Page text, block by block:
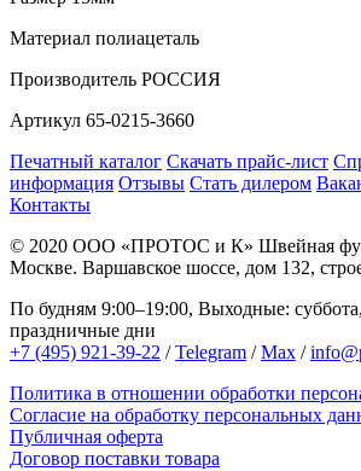
Материал полиацеталь
Производитель РОССИЯ
Артикул 65-0215-3660
Печатный каталог Скачать прайс-лист
информация Отзывы Стать дилером
Контакты
© 2020 ООО «ПРОТОС и К» Швейная
Москве. Варшавское шоссе, дом 132,
По будням 9:00–19:00, Выходные:
праздничные дни
+7 (495) 921-39-22 /Telegram /Max /
Политика в отношении обработки
Согласие на обработку персональных
Публичная оферта
Договор поставки товара